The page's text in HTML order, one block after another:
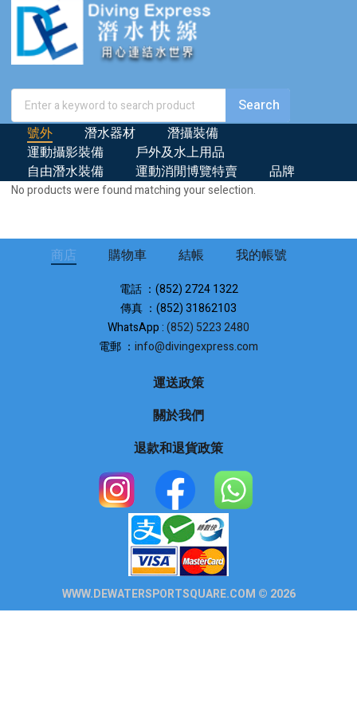
號外 潛水器材
潛攝裝備
運動攝影裝備
戶外及水上用品
自由潛水裝備
運動消閒博覽特賣 品牌
No products were found matching your selection.
商店 購物車 結帳 我的帳號
電話 ：(852) 2724 1322
傳真 ：(852) 31862103
WhatsApp :(852) 5223 2480
電郵 ： info@divingexpress.com
運送政策
關於我們
退款和退貨政策
WWW.DEWATERSPORTSQUARE.COM © 2026